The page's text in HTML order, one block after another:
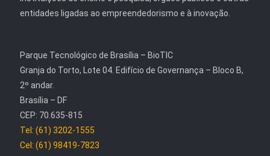
entidades ligadas ao empreendedorismo e à inovação.
Parque Tecnológico de Brasília – BioTIC
Granja do Torto, Lote 04. Edifício de Governança – Bloco B,
2º andar.
Brasília – DF
CEP: 70.635-815
Tel: (61) 3202-1555
Cel: (61) 98419-7823